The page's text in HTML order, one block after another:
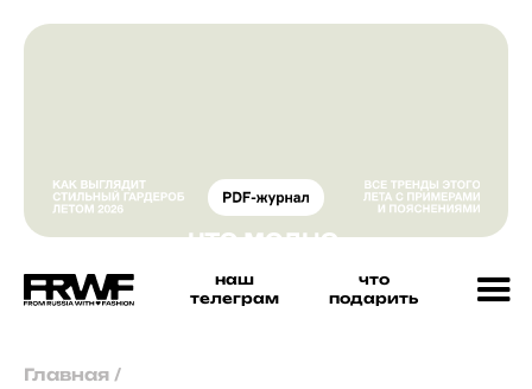
наш
телеграм
что
подарить
Главная /